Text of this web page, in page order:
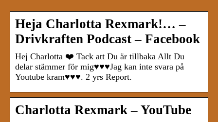
Heja Charlotta Rexmark!… –
Drivkraften Podcast – Facebook
Hej Charlotta ❤️ Tack att Du är tillbaka Allt Du
delar stämmer för mig♥️♥️♥️Jag kan inte svara på
Youtube kram♥️♥️♥️. 2 yrs Report.
Charlotta Rexmark – YouTube